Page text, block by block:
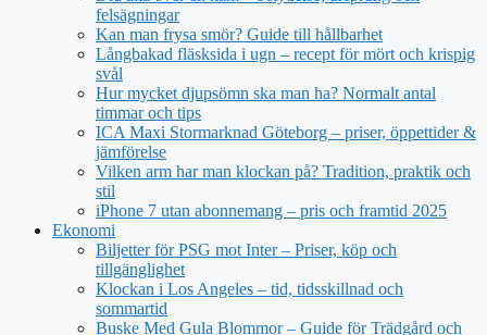
felsägningar
Kan man frysa smör? Guide till hållbarhet
Långbakad fläsksida i ugn – recept för mört och krispig
svål
Hur mycket djupsömn ska man ha? Normalt antal
timmar och tips
ICA Maxi Stormarknad Göteborg – priser, öppettider &
jämförelse
Vilken arm har man klockan på? Tradition, praktik och
stil
iPhone 7 utan abonnemang – pris och framtid 2025
Ekonomi
Biljetter för PSG mot Inter – Priser, köp och
tillgänglighet
Klockan i Los Angeles – tid, tidsskillnad och
sommartid
Buske Med Gula Blommor – Guide för Trädgård och